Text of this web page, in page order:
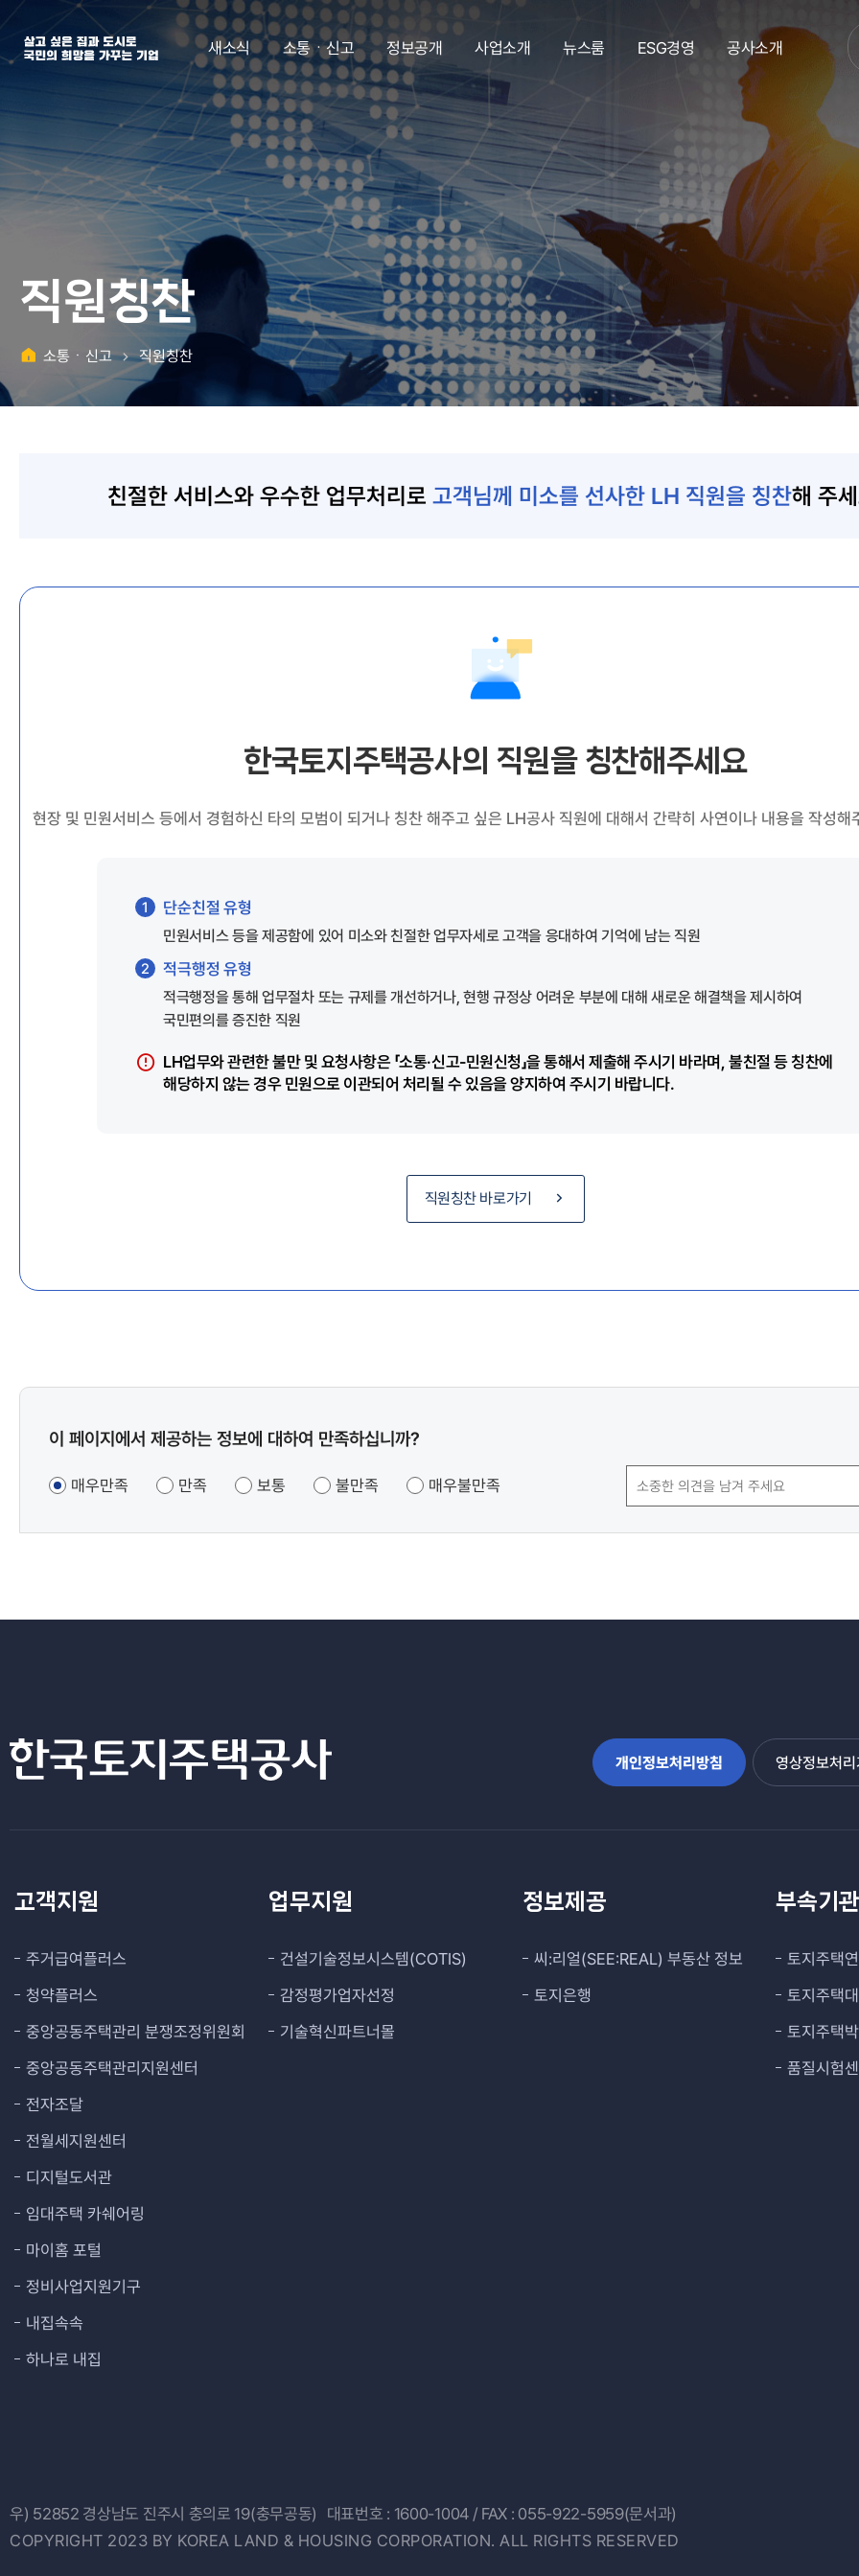
살고 싶은 집과 도시로 국민의 희망을 가꾸는 기업 | 한국토지주택공사
새소식 소통ㆍ신고 정보공개 사업소개 뉴스룸 ESG경영 공사소개
직원칭찬
소통ㆍ신고 직원칭찬
친절한 서비스와 우수한 업무처리로 고객님께 미소를 선사한 LH 직원을 칭찬해 주
한국토지주택공사의 직원을 칭찬해주세요
현장 및 민원서비스 등에서 경험하신 타의 모범이 되거나 칭찬 해주고 싶은 LH공사 직원에 대해서 간략히 사연이나 내용을 작성해
1 단순친절 유형
민원서비스 등을 제공함에 있어 미소와 친절한 업무자세로 고객을 응대하여 기억에 남는 직원
2 적극행정 유형
적극행정을 통해 업무절차 또는 규제를 개선하거나, 현행 규정상 어려운 부분에 대해 새로운 해결책을 제시하여
국민편의를 증진한 직원
LH업무와 관련한 불만 및 요청사항은 「소통·신고-민원신청」을 통해서 제출해 주시기 바라며, 불친절 등 칭찬에
해당하지 않는 경우 민원으로 이관되어 처리될 수 있음을 양지하여 주시기 바랍니다.
직원칭찬 바로가기
콘텐츠
조사
이 페이지에서 제공하는 정보에 대하여 만족하십니까?
매우만족 만족 보통 불만족 매우불만족
개인정보처리방침 영상정보처
고객지원
주거급여플러스
청약플러스
중앙공동주택관리 분쟁조정위원회
중앙공동주택관리지원센터
전자조달
전월세지원센터
디지털도서관
임대주택 카쉐어링
마이홈 포털
정비사업지원기구
내집속속
하나로 내집
업무지원
건설기술정보시스템(COTIS)
감정평가업자선정
기술혁신파트너몰
정보제공
씨:리얼(SEE:REAL) 부동산 정보
토지은행
부속기
토지주택
토지주택
토지주택
품질시험
우) 52852 경상남도 진주시 충의로 19(충무공동) 대표번호 : 1600-1004/ FAX : 055-922-5959(문서과)
COPYRIGHT 2023 BY KOREA LAND & HOUSING CORPORATION. ALL RIGHTS RESERVED